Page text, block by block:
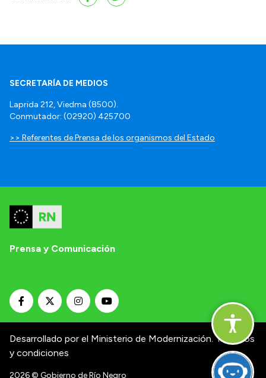
SECRETARÍA DE MEDIOS
Laprida 212, Viedma (8500).
Conmutador: (02920) 425700
>> Referentes de Prensa de los organismos del Estado
Prensa y Comunicación
Desarrollado por el Ministerio de Modernización. Términos
y condiciones
2026© Gobierno de Río Negro